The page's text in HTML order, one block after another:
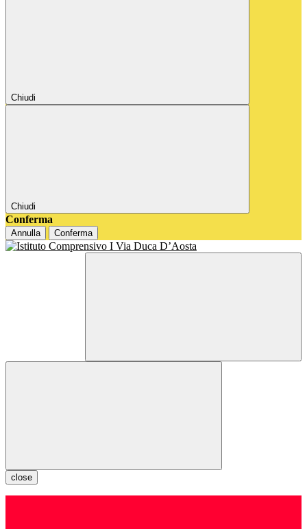
Chiudi
Chiudi
Conferma
Annulla Conferma
close